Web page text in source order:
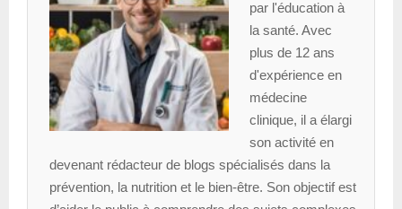
par l'éducation à
la santé. Avec
plus de 12 ans
d'expérience en
médecine
clinique, il a élargi
son activité en
devenant rédacteur de blogs spécialisés dans la
prévention, la nutrition et le bien-être. Son objectif est